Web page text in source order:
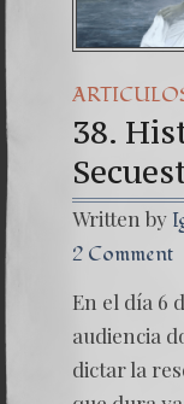
38.
Written by
2 Comment
En el día 6
audiencia
dictar la